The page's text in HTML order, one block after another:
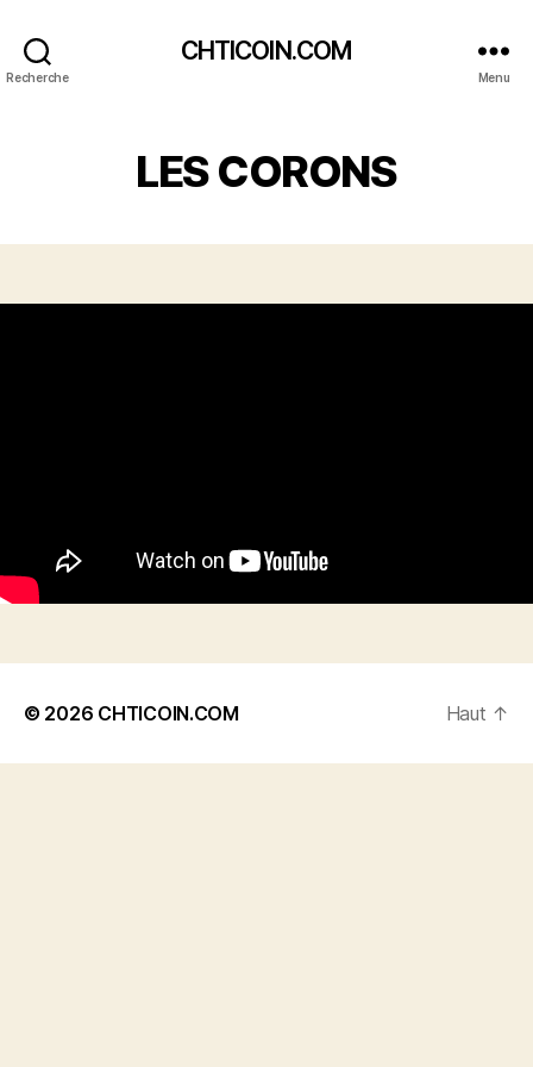
Recherche
CHTICOIN.COM
Menu
LES CORONS
© 2026 CHTICOIN.COM Haut ↑